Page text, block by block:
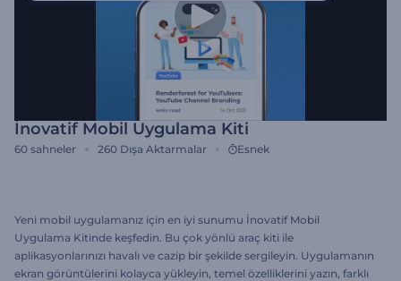
İnovatif Mobil Uygulama Kiti
60 sahneler 260 Dışa Aktarmalar Esnek
Yeni mobil uygulamanız için en iyi sunumu İnovatif Mobil
Uygulama Kitinde keşfedin. Bu çok yönlü araç kiti ile
aplikasyonlarınızı havalı ve cazip bir şekilde sergileyin. Uygulamanın
ekran görüntülerini kolayca yükleyin, temel özelliklerini yazın, farklı